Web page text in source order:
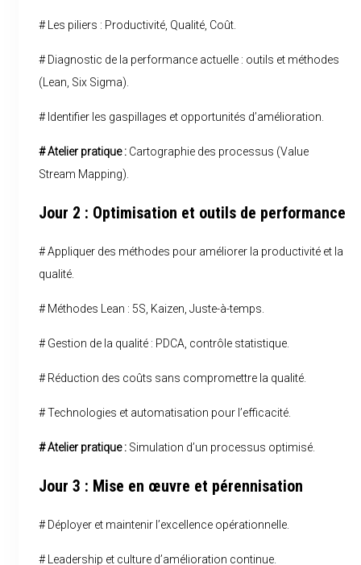
# Les piliers : Productivité, Qualité, Coût.
# Diagnostic de la performance actuelle : outils et méthodes
(Lean, Six Sigma).
# Identifier les gaspillages et opportunités d’amélioration.
# Atelier pratique : Cartographie des processus (Value
Stream Mapping).
Jour 2 : Optimisation et outils de performance
# Appliquer des méthodes pour améliorer la productivité et la
qualité.
# Méthodes Lean : 5S, Kaizen, Juste-à-temps.
# Gestion de la qualité : PDCA, contrôle statistique.
# Réduction des coûts sans compromettre la qualité.
# Technologies et automatisation pour l’efficacité.
# Atelier pratique : Simulation d’un processus optimisé.
Jour 3 : Mise en œuvre et pérennisation
# Déployer et maintenir l’excellence opérationnelle.
# Leadership et culture d’amélioration continue.